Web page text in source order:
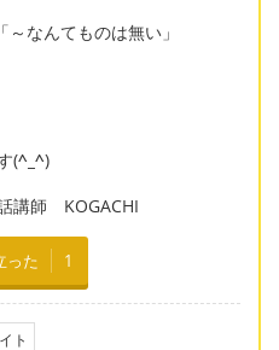
なんてものは無い」
(^_^)
講師 KOGACHI
った 1
ト